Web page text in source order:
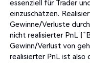
essenziell für Trader
einzuschätzen.
Gewinne/Verluste
nicht realisierter PnL
Gewinn/Verlust von
realisierter PnL ist also